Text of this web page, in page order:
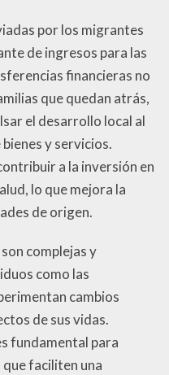
por los migrantes
de ingresos para las
financieras no
que quedan atrás,
el desarrollo local al
y servicios.
a la inversión en
lo que mejora la
de origen.
son complejas y
como las
cambios
de sus vidas.
fundamental para
faciliten una